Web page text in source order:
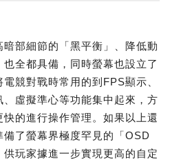
部細節的「黑平衡」、降低動
全都具備，同時螢幕也設立了
競對戰時常用的到FPS顯示、
虛擬準心等功能集中起來，方
的進行操作管理。如果以上還
了螢幕界極度罕見的「OSD
玩家據進一步實現更高的自定